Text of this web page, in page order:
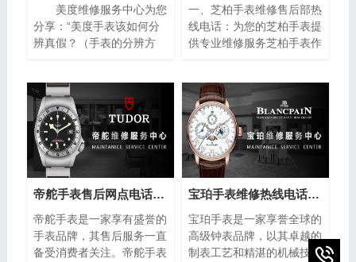
美度维修服务中心为您
分享：“美度手表该如何分
辨真假？（手表的分辨方
精湛的工艺和高品质的材料
而闻名于世。然而，随着假
冒产品的泛滥，如何准确鉴
别美度手表的真伪成为许多
消费者关注的焦点。下面将
介绍一些简单而实用的方
法，帮助您分辨美度手表的
一、芝柏手表维修售后部热
线电话：为您的芝柏手表提
供专业维修服务芝柏手表作
全球消费者的青睐。然而，
即使是最优质的手表也无法
避免出现故障或需要保养的
情况。在这种情况下，芝柏
手表维修售后部热线电话成
为了芝柏手表拥有者的救
星。
帝舵手表售后网点电话查询(全国服务网点查询方法)
帝舵手表是一家享有盛誉的
手表品牌，其售后服务一直
备受消费者关注。帝舵手表
宝珀手表维修热线电话(售后服务专线)
宝珀手表是一家享誉全球的
高级钟表品牌，以其卓越的
制表工艺和精湛的机械技术